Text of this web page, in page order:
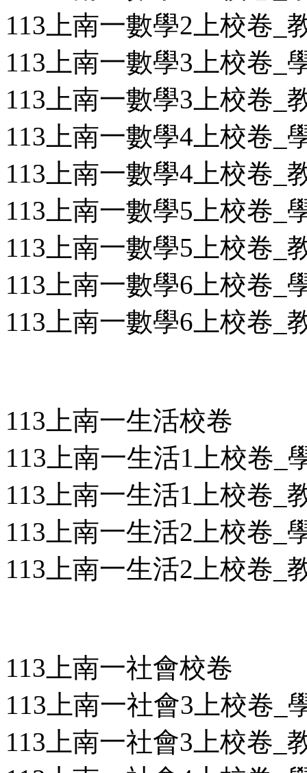
113上南一數學2上校卷_
113上南一數學3上校卷_
113上南一數學3上校卷_
113上南一數學4上校卷_
113上南一數學4上校卷_
113上南一數學5上校卷_
113上南一數學5上校卷_
113上南一數學6上校卷_
113上南一數學6上校卷_
113上南一生活校卷
113上南一生活1上校卷_
113上南一生活1上校卷_
113上南一生活2上校卷_
113上南一生活2上校卷_
113上南一社會校卷
113上南一社會3上校卷_
113上南一社會3上校卷_